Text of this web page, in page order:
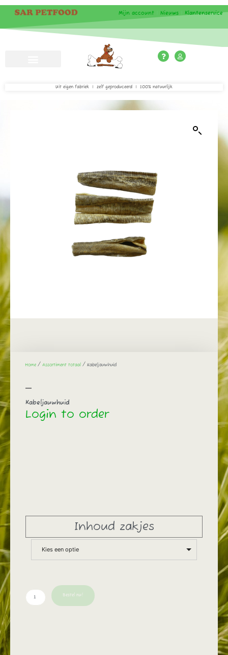
Mijn account Nieuws Klantenservice
Uit eigen fabriek | zelf geproduceerd | 100% natuurlijk
Home / Assortiment totaal / Kabeljauwhuid
Kabeljauwhuid
Login to order
Inhoud zakjes
Kies een optie
Bestel nu!